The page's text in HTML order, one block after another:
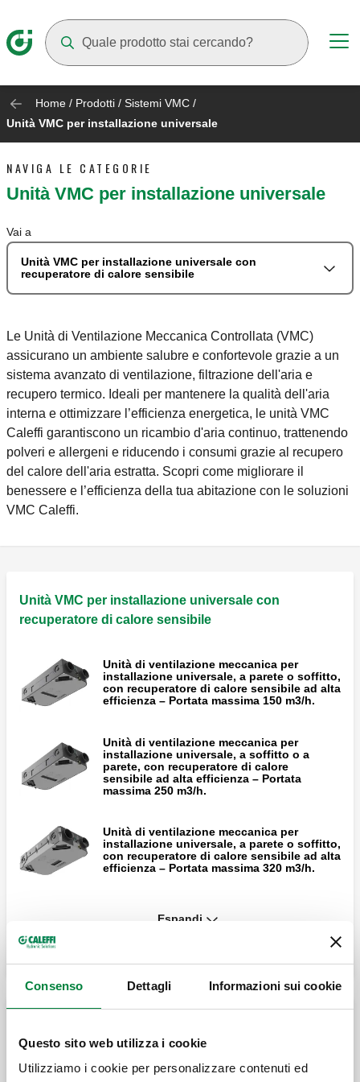
Consenso Dettagli Informazioni sui cookie
Questo sito web utilizza i cookie
Utilizziamo i cookie per personalizzare contenuti ed
Home / Prodotti / Sistemi VMC /
Unità VMC per installazione universale
NAVIGA LE CATEGORIE
Unità VMC per installazione universale
Vai a
Unità VMC per installazione universale con
recuperatore di calore sensibile
Le Unità di Ventilazione Meccanica Controllata (VMC)
assicurano un ambiente salubre e confortevole grazie a un
sistema avanzato di ventilazione, filtrazione dell'aria e
recupero termico. Ideali per mantenere la qualità dell'aria
interna e ottimizzare l’efficienza energetica, le unità VMC
Caleffi garantiscono un ricambio d'aria continuo, trattenendo
polveri e allergeni e riducendo i consumi grazie al recupero
del calore dell'aria estratta. Scopri come migliorare il
benessere e l’efficienza della tua abitazione con le soluzioni
VMC Caleffi.
Unità VMC per installazione universale con
recuperatore di calore sensibile
Unità di ventilazione meccanica per
installazione universale, a parete o soffitto,
con recuperatore di calore sensibile ad alta
efficienza – Portata massima 150 m3/h.
Unità di ventilazione meccanica per
installazione universale, a soffitto o a
parete, con recuperatore di calore
sensibile ad alta efficienza – Portata
massima 250 m3/h.
Unità di ventilazione meccanica per
installazione universale, a parete o soffitto,
con recuperatore di calore sensibile ad alta
efficienza – Portata massima 320 m3/h.
Unità di ventilazione meccanica per
con recuperatore di calore sensibile ad alta
Convogliatore di distribuzione silenziato
Espandi
recuperatore di calore entalpico